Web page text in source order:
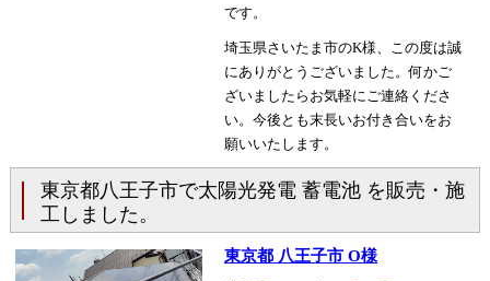
です。
埼玉県さいたま市のK様、この度は誠
にありがとうございました。何かご
ざいましたらお気軽にご連絡くださ
い。今後とも末長いお付き合いをお
願いいたします。
東京都八王子市で太陽光発電 蓄電池 を販売・施
工しました。
東京都 八王子市 O様